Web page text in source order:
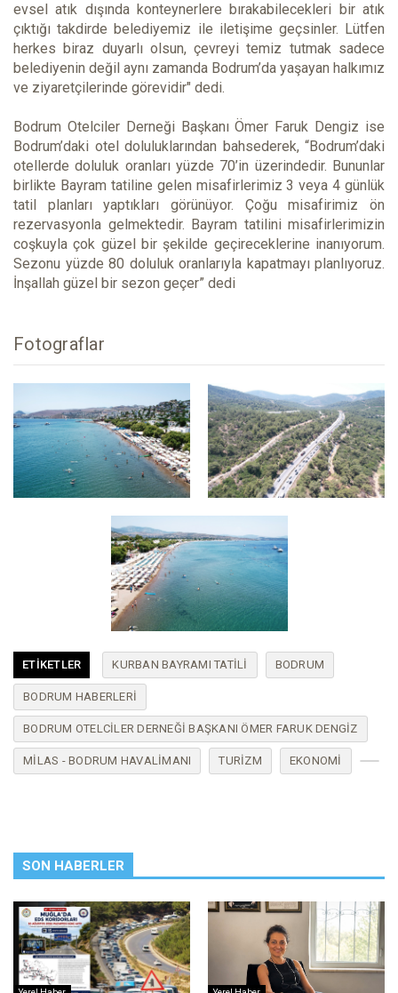
evsel atık dışında konteynerlere bırakabilecekleri bir atık
çıktığı takdirde belediyemiz ile iletişime geçsinler. Lütfen
herkes biraz duyarlı olsun, çevreyi temiz tutmak sadece
belediyenin değil aynı zamanda Bodrum’da yaşayan halkımız
ve ziyaretçilerinde görevidir" dedi.
Bodrum Otelciler Derneği Başkanı Ömer Faruk Dengiz ise
Bodrum’daki otel doluluklarından bahsederek, “Bodrum’daki
otellerde doluluk oranları yüzde 70’in üzerindedir. Bununlar
birlikte Bayram tatiline gelen misafirlerimiz 3 veya 4 günlük
tatil planları yaptıkları görünüyor. Çoğu misafirimiz ön
rezervasyonla gelmektedir. Bayram tatilini misafirlerimizin
coşkuyla çok güzel bir şekilde geçireceklerine inanıyorum.
Sezonu yüzde 80 doluluk oranlarıyla kapatmayı planlıyoruz.
İnşallah güzel bir sezon geçer” dedi
Fotograflar
ETIKETLER KURBAN BAYRAMI TATILI BODRUM
BODRUM HABERLERI
BODRUM OTELCILER DERNEĞI BAŞKANI ÖMER FARUK DENGIZ
MILAS - BODRUM HAVALIMANI TURIZM EKONOMI
SON HABERLER